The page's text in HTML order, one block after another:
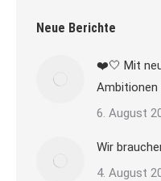
Neue Berichte
❤️🤍 Mit
Ambitionen
6. August
Wir
4. August